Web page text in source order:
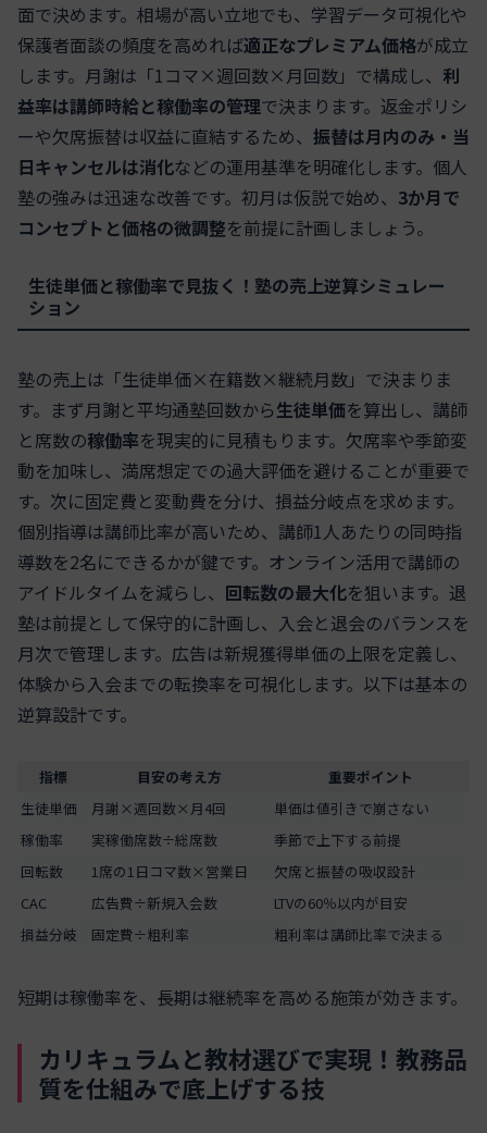
面で決めます。相場が高い立地でも、学習データ可視化や
保護者面談の頻度を高めれば適正なプレミアム価格が成立
します。月謝は「1コマ×週回数×月回数」で構成し、 利
益率は講師時給と稼働率の管理で決まります。返金ポリシ
ーや欠席振替は収益に直結するため、 振替は月内のみ・当
日キャンセルは消化などの運用基準を明確化します。個人
塾の強みは迅速な改善です。初月は仮説で始め、 3か月で
コンセプトと価格の微調整を前提に計画しましょう。
生徒単価と稼働率で見抜く！塾の売上逆算シミュレー
ション
塾の売上は「生徒単価×在籍数×継続月数」で決まりま
す。まず月謝と平均通塾回数から生徒単価を算出し、講師
と席数の稼働率を現実的に見積もります。欠席率や季節変
動を加味し、満席想定での過大評価を避けることが重要で
す。次に固定費と変動費を分け、損益分岐点を求めます。
個別指導は講師比率が高いため、講師1人あたりの同時指
導数を2名にできるかが鍵です。オンライン活用で講師の
アイドルタイムを減らし、 回転数の最大化を狙います。退
塾は前提として保守的に計画し、入会と退会のバランスを
月次で管理します。広告は新規獲得単価の上限を定義し、
体験から入会までの転換率を可視化します。以下は基本の
逆算設計です。
指標 目安の考え方
重要ポイント
生徒単価
月謝×週回数×月4回
単価は値引きで崩さない
稼働率
実稼働席数÷総席数
季節で上下する前提
回転数
1席の1日コマ数×営業日
欠席と振替の吸収設計
CAC
広告費÷新規入会数
LTVの60％以内が目安
損益分岐
固定費÷粗利率 粗利率は講師比率で決まる
短期は稼働率を、長期は継続率を高める施策が効きます。
カリキュラムと教材選びで実現！教務品
質を仕組みで底上げする技